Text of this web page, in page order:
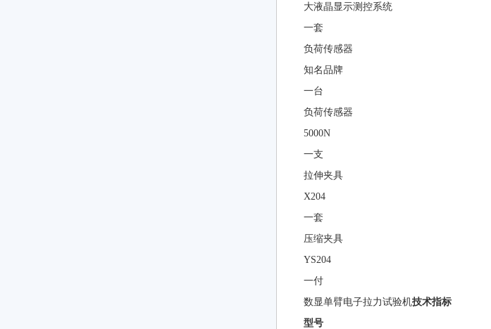
大液晶显示测控系统
一套
负荷传感器
知名品牌
一台
负荷传感器
5000N
一支
拉伸夹具
X204
一套
压缩夹具
YS204
一付
数显单臂电子拉力试验机技术指标
型号